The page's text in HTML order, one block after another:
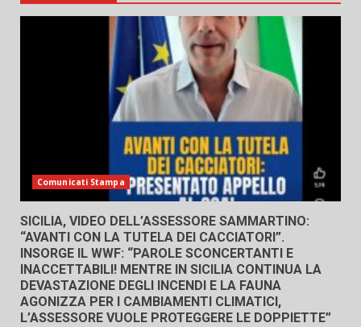
Comunicati Stampa
SICILIA, VIDEO DELL’ASSESSORE SAMMARTINO:
“AVANTI CON LA TUTELA DEI CACCIATORI”.
INSORGE IL WWF: “PAROLE SCONCERTANTI E
INACCETTABILI! MENTRE IN SICILIA CONTINUA LA
DEVASTAZIONE DEGLI INCENDI E LA FAUNA
AGONIZZA PER I CAMBIAMENTI CLIMATICI,
L’ASSESSORE VUOLE PROTEGGERE LE DOPPIETTE”